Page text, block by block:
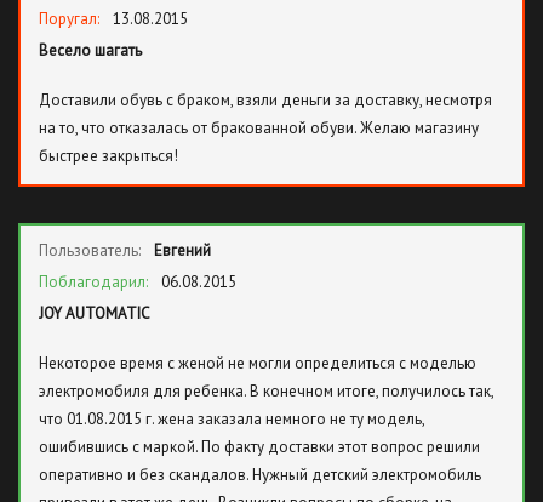
Поругал:
13.08.2015
Весело шагать
Доставили обувь с браком, взяли деньги за доставку, несмотря
на то, что отказалась от бракованной обуви. Желаю магазину
быстрее закрыться!
Пользователь:
Евгений
Поблагодарил:
06.08.2015
JOY AUTOMATIC
Некоторое время с женой не могли определиться с моделью
электромобиля для ребенка. В конечном итоге, получилось так,
что 01.08.2015 г. жена заказала немного не ту модель,
ошибившись с маркой. По факту доставки этот вопрос решили
оперативно и без скандалов. Нужный детский электромобиль